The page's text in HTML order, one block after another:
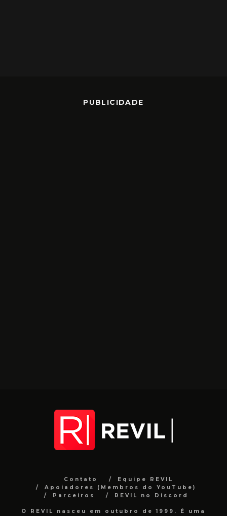
PUBLICIDADE
Contato
Equipe REVIL
Apoiadores (Membros do YouTube)
Parceiros
REVIL no Discord
O REVIL nasceu em outubro de 1999. É uma